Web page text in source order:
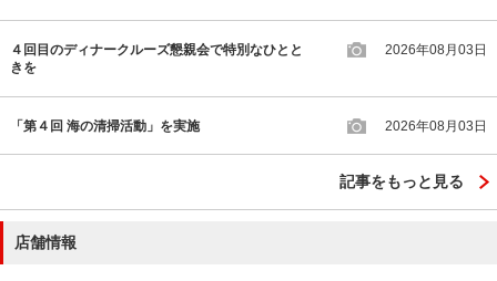
４回目のディナークルーズ懇親会で特別なひとと
きを
2026年08月03日
「第４回 海の清掃活動」を実施 2026年08月03日
記事をもっと見る
店舗情報